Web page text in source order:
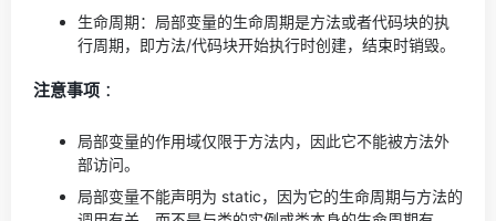
生命周期：局部变量的生命周期是方法或者代码块的执
行周期，即方法/代码块开始执行时创建，结束时销毁。
注意事项 ：
局部变量的作用域仅限于方法内，因此它不能被方法外
部访问。
局部变量不能声明为 static，因为它的生命周期与方法的